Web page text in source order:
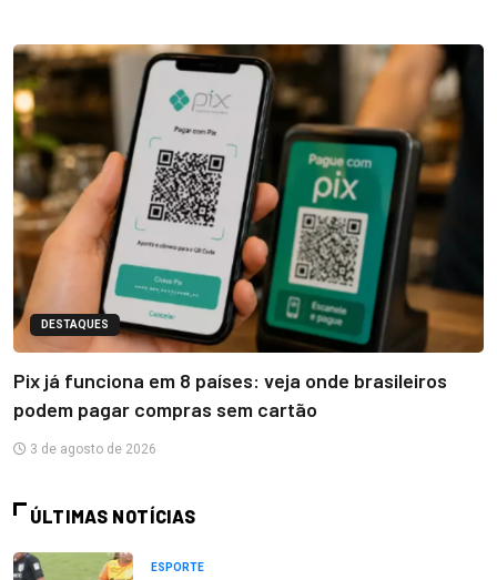
DESTAQUES
Pix já funciona em 8 países: veja onde brasileiros
podem pagar compras sem cartão
3 de agosto de 2026
ÚLTIMAS NOTÍCIAS
ESPORTE